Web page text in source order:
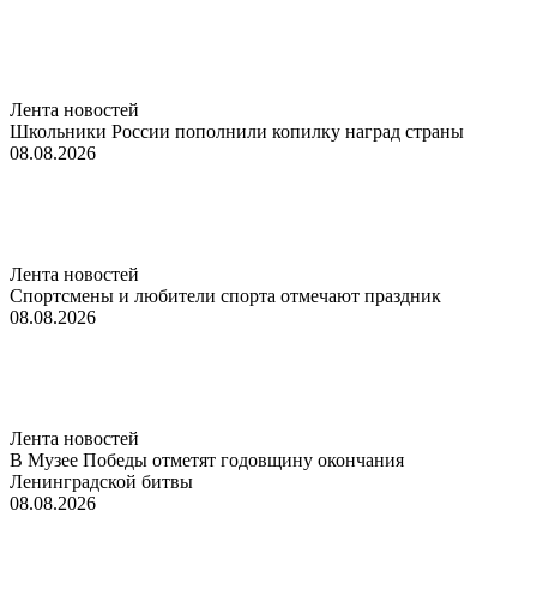
Лента новостей
Школьники России пополнили копилку наград страны
08.08.2026
Лента новостей
Спортсмены и любители спорта отмечают праздник
08.08.2026
Лента новостей
В Музее Победы отметят годовщину окончания
Ленинградской битвы
08.08.2026